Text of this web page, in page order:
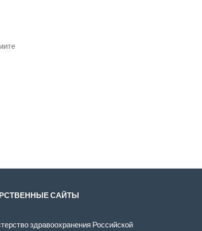
САЙТЫ
здравоохранения Российской